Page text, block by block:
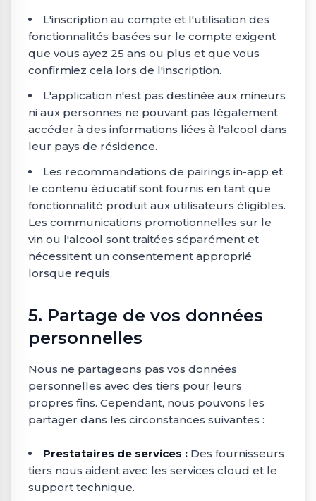
L'inscription au compte et l'utilisation des
fonctionnalités basées sur le compte exigent
que vous ayez 25 ans ou plus et que vous
confirmiez cela lors de l'inscription.
L'application n'est pas destinée aux mineurs
ni aux personnes ne pouvant pas légalement
accéder à des informations liées à l'alcool dans
leur pays de résidence.
Les recommandations de pairings in-app et
le contenu éducatif sont fournis en tant que
fonctionnalité produit aux utilisateurs éligibles.
Les communications promotionnelles sur le
vin ou l'alcool sont traitées séparément et
nécessitent un consentement approprié
lorsque requis.
5. Partage de vos données
personnelles
Nous ne partageons pas vos données
personnelles avec des tiers pour leurs
propres fins. Cependant, nous pouvons les
partager dans les circonstances suivantes :
Prestataires de services : Des fournisseurs
tiers nous aident avec les services cloud et le
support technique.